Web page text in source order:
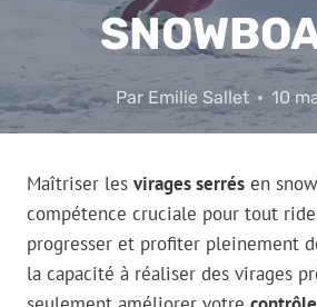
Par Emilie Sallet 10
Maîtriser les virages serrés en
compétence cruciale pour tout
progresser et profiter pleinement
la capacité à réaliser des virages